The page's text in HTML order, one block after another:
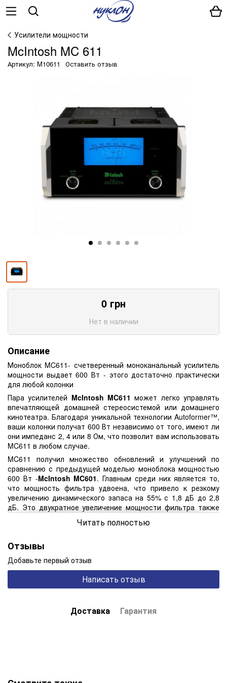
Усилители мощности
McIntosh MC 611
Артикул: M10611 Оставить отзыв
0 грн
Нет в наличии
Описание
Моноблок MC611- счетверенный моноканальный усилитель
мощности выдает 600 Вт - этого достаточно практически
для любой колонки
Пара усилителей McIntosh MC611 может легко управлять
впечатляющей домашней стереосистемой или домашнего
кинотеатра. Благодаря уникальной технологии Autoformer™,
ваши колонки получат 600 Вт независимо от того, имеют ли
они импеданс 2, 4 или 8 Ом, что позволит вам использовать
MC611 в любом случае.
MC611 получил множество обновлений и улучшений по
сравнению с предыдущей моделью моноблока мощностью
600 Вт -McIntosh MC601. Главным среди них является то,
что мощность фильтра удвоена, что привело к резкому
увеличению динамического запаса на 55% с 1,8 дБ до 2,8
дБ. Это двукратное увеличение мощности фильтра также
подсветка для улучшения внешнего вида и точности цвета.
В верхней части звуковой автоформатор и силовой
трансформатор остаются сидящими прямо за передней
панелью, но теперь находятся в новых корпусах с верхним
стеклом. За ними находятся 2 наших Monogrammed
высокоточным выходным транзисторам, которые помогают
исключить время термического равновесия. На панель,
Читать полностью
Отзывы
Добавьте первый отзыв
Написать отзыв
Доставка Гарантия